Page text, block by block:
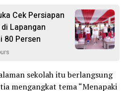
Cek Persiapan
Lapangan
80 Persen
sekolah itu berlangsung
mengangkat tema “Menapaki